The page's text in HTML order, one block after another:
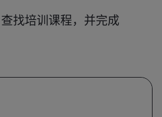
找培训课程，并完成